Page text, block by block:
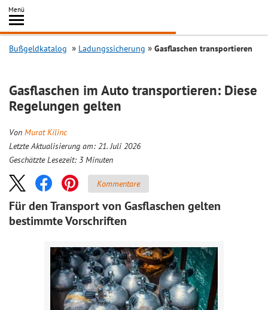
Inhalt
springen
Menü
Search
Bußgeldkatalog Ladungssicherung Gasflaschen transportieren
Gasflaschen im Auto transportieren: Diese
Regelungen gelten
Von Murat Kilinc
Letzte Aktualisierung am: 21. Juli 2026
Geschätzte Lesezeit: 3 Minuten
Kommentare
Für den Transport von Gasflaschen gelten
bestimmte Vorschriften